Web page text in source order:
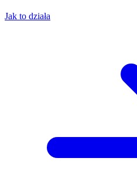
Jak to działa